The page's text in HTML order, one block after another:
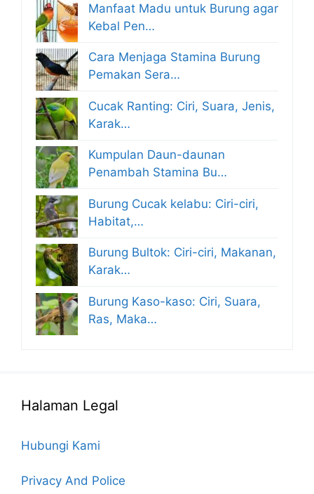
Manfaat Madu untuk Burung agar
Kebal Pen…
Cara Menjaga Stamina Burung
Pemakan Sera…
Cucak Ranting: Ciri, Suara, Jenis,
Karak…
Kumpulan Daun-daunan
Penambah Stamina Bu…
Burung Cucak kelabu: Ciri-ciri,
Habitat,…
Burung Bultok: Ciri-ciri, Makanan,
Karak…
Burung Kaso-kaso: Ciri, Suara,
Ras, Maka…
Halaman Legal
Hubungi Kami
Privacy And Police